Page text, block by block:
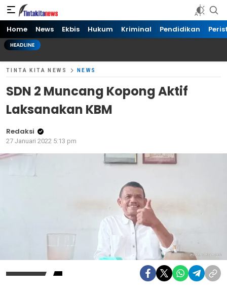
Tinta kita News
Informasi Terkini
Home News Ekbis Hukum Kriminal Pendidikan
HEADLINE
TINTA KITA NEWS NEWS
SDN 2 Muncang Kopong Aktif
Laksanakan KBM
Redaksi
27 Januari 2022 5:13 pm